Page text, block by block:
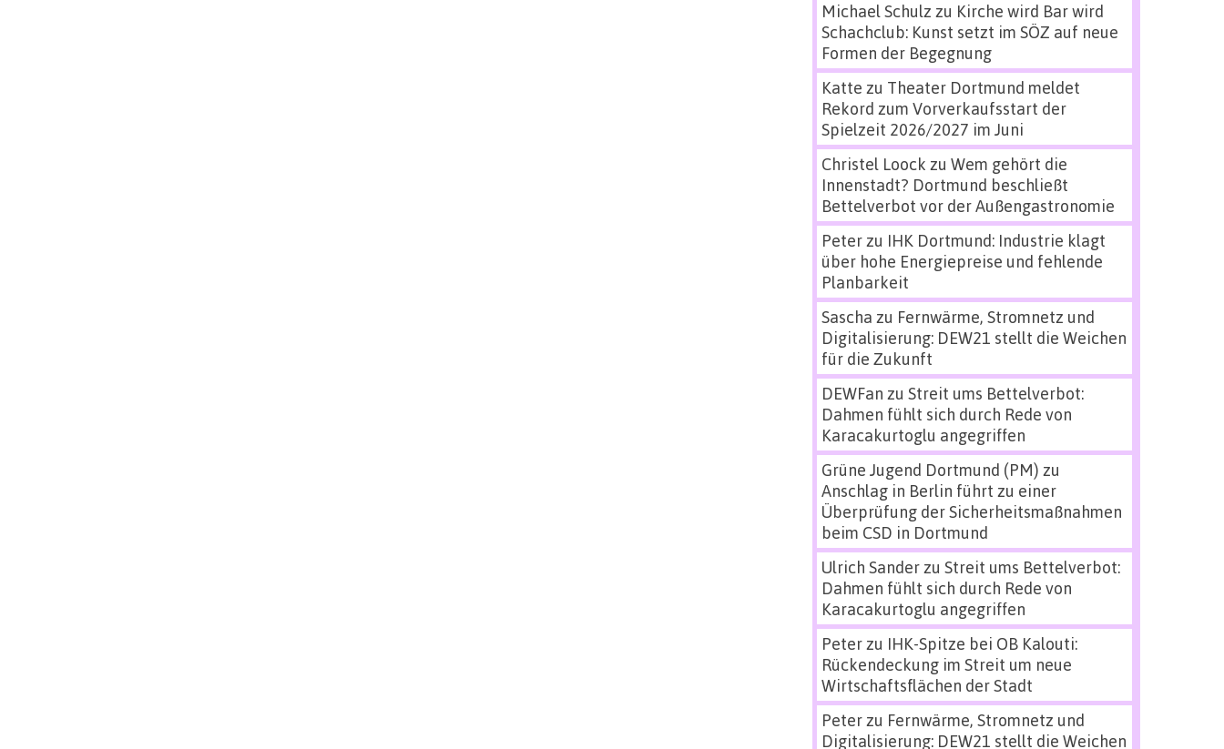
Michael Schulz zu Kirche wird Bar wird
Schachclub: Kunst setzt im SÖZ auf neue
Formen der Begegnung
Katte zu Theater Dortmund meldet
Rekord zum Vorverkaufsstart der
Spielzeit 2026/2027 im Juni
Christel Loock zu Wem gehört die
Innenstadt? Dortmund beschließt
Bettelverbot vor der Außengastronomie
Peterzu IHK Dortmund: Industrie klagt
über hohe Energiepreise und fehlende
Planbarkeit
Sascha zu Fernwärme, Stromnetz und
Digitalisierung: DEW21 stellt die Weichen
für die Zukunft
DEWFan zu Streit ums Bettelverbot:
Dahmen fühlt sich durch Rede von
Karacakurtoglu angegriffen
Grüne Jugend Dortmund (PM) zu
Anschlag in Berlin führt zu einer
Überprüfung der Sicherheitsmaßnahmen
beim CSD in Dortmund
Ulrich Sanderzu Streit ums Bettelverbot:
Dahmen fühlt sich durch Rede von
Karacakurtoglu angegriffen
Peterzu IHK-Spitze bei OB Kalouti:
Rückendeckung im Streit um neue
Wirtschaftsflächen der Stadt
Peterzu Fernwärme, Stromnetz und
Digitalisierung: DEW21 stellt die Weichen